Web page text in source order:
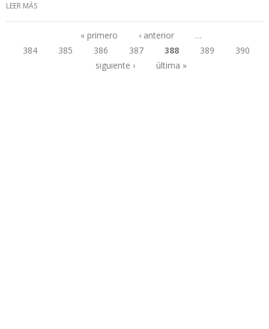
LEER MÁS
Páginas
« primero ‹ anterior
…
384
385 386 387 388 389
390
siguiente ›
última »